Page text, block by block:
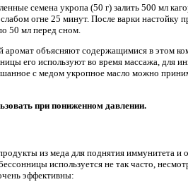
семена укропа (50 г) залить 500 мл
огне 25 минут. После варки настойку
50 мл перед сном.
аромат объясняют содержащимися в этом
его используют во время массажа, для
с медом укропное масло можно
при пониженном давлении.
из меда для поднятия иммунитета и
используется не так часто,
эффективны: